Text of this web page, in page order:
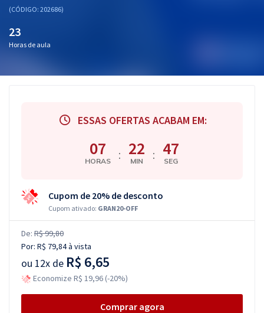
(CÓDIGO: 202686)
23
Horas de aula
ESSAS OFERTAS ACABAM EM:
07
HORAS : 22
MIN : 47
SEG
Cupom de 20% de desconto
Cupom ativado: GRAN20-OFF
De: R$ 99,80
Por: R$ 79,84à vista
ou 12x de R$ 6,65
Economize R$ 19,96 (-20%)
Comprar agora